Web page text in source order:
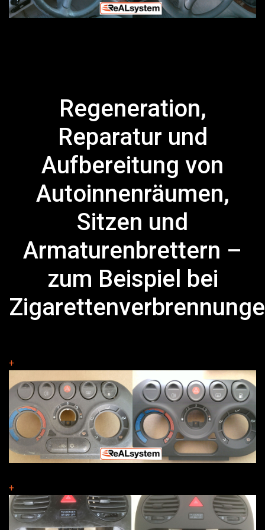
Regeneration,
Reparatur und
Aufbereitung von
Autoinnenräumen,
Sitzen und
Armaturenbrettern –
zum Beispiel bei
+
+